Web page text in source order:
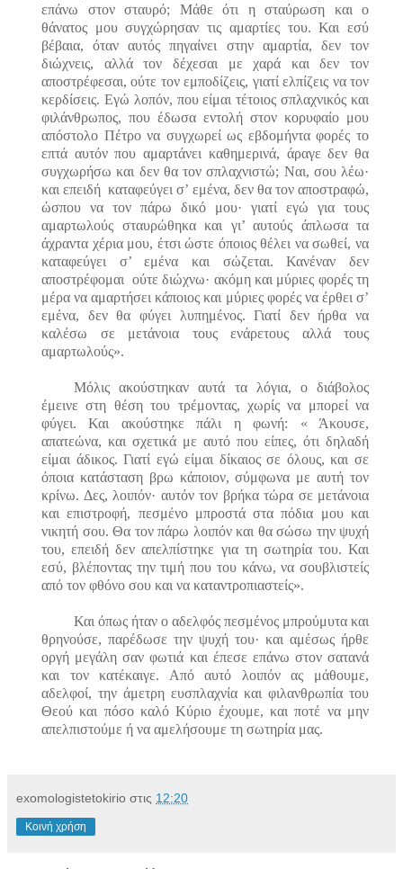
επάνω στον σταυρό; Μάθε ότι η σταύρωση και ο
θάνατος μου συγχώρησαν τις αμαρτίες του. Και εσύ
βέβαια, όταν αυτός πηγαίνει στην αμαρτία, δεν τον
διώχνεις, αλλά τον δέχεσαι με χαρά και δεν τον
αποστρέφεσαι, ούτε τον εμποδίζεις, γιατί ελπίζεις να τον
κερδίσεις. Εγώ λοπόν, που είμαι τέτοιος σπλαχνικός και
φιλάνθρωπος, που έδωσα εντολή στον κορυφαίο μου
απόστολο Πέτρο να συγχωρεί ως εβδομήντα φορές το
επτά αυτόν που αμαρτάνει καθημερινά, άραγε δεν θα
συγχωρήσω και δεν θα τον σπλαχνιστώ; Ναι, σου λέω·
και επειδή καταφεύγει σ’ εμένα, δεν θα τον αποστραφώ,
ώσπου να τον πάρω δικό μου· γιατί εγώ για τους
αμαρτωλούς σταυρώθηκα και γι’ αυτούς άπλωσα τα
άχραντα χέρια μου, έτσι ώστε όποιος θέλει να σωθεί, να
καταφεύγει σ’ εμένα και σώζεται. Κανέναν δεν
αποστρέφομαι ούτε διώχνω· ακόμη και μύριες φορές τη
μέρα να αμαρτήσει κάποιος και μύριες φορές να έρθει σ’
εμένα, δεν θα φύγει λυπημένος. Γιατί δεν ήρθα να
καλέσω σε μετάνοια τους ενάρετους αλλά τους
αμαρτωλούς».
Μόλις ακούστηκαν αυτά τα λόγια, ο διάβολος
έμεινε στη θέση του τρέμοντας, χωρίς να μπορεί να
φύγει. Και ακούστηκε πάλι η φωνή: « Άκουσε,
απατεώνα, και σχετικά με αυτό που είπες, ότι δηλαδή
είμαι άδικος. Γιατί εγώ είμαι δίκαιος σε όλους, και σε
όποια κατάσταση βρω κάποιον, σύμφωνα με αυτή τον
κρίνω. Δες, λοιπόν· αυτόν τον βρήκα τώρα σε μετάνοια
και επιστροφή, πεσμένο μπροστά στα πόδια μου και
νικητή σου. Θα τον πάρω λοιπόν και θα σώσω την ψυχή
του, επειδή δεν απελπίστηκε για τη σωτηρία του. Και
εσύ, βλέποντας την τιμή που του κάνω, να σουβλιστείς
από τον φθόνο σου και να καταντροπιαστείς».
Και όπως ήταν ο αδελφός πεσμένος μπρούμυτα και
θρηνούσε, παρέδωσε την ψυχή του· και αμέσως ήρθε
οργή μεγάλη σαν φωτιά και έπεσε επάνω στον σατανά
και τον κατέκαιγε. Από αυτό λοιπόν ας μάθουμε,
αδελφοί, την άμετρη ευσπλαχνία και φιλανθρωπία του
Θεού και πόσο καλό Κύριο έχουμε, και ποτέ να μην
απελπιστούμε ή να αμελήσουμε τη σωτηρία μας.
exomologistetokirio στις 12:20
Κοινή χρήση